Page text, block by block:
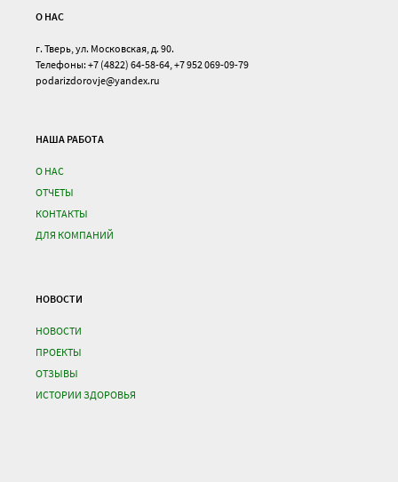
О НАС
г. Тверь, ул. Московская, д. 90.
Телефоны: +7 (4822) 64-58-64, +7 952 069-09-79
podarizdorovje@yandex.ru
НАША РАБОТА
О НАС
ОТЧЕТЫ
КОНТАКТЫ
ДЛЯ КОМПАНИЙ
НОВОСТИ
НОВОСТИ
ПРОЕКТЫ
ОТЗЫВЫ
ИСТОРИИ ЗДОРОВЬЯ